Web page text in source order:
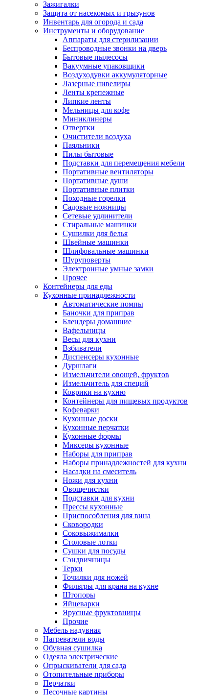
Зажигалки
Защита от насекомых и грызунов
Инвентарь для огорода и сада
Инструменты и оборудование
Аппараты для стерилизации
Беспроводные звонки на дверь
Бытовые пылесосы
Вакуумные упаковщики
Воздуходувки аккумуляторные
Лазерные нивелиры
Ленты крепежные
Липкие ленты
Мельницы для кофе
Миниклинеры
Отвертки
Очистители воздуха
Паяльники
Пилы бытовые
Подставки для перемещения мебели
Портативные вентиляторы
Портативные души
Портативные плитки
Походные горелки
Садовые ножницы
Сетевые удлинители
Стиральные машинки
Сушилки для белья
Швейные машинки
Шлифовальные машинки
Шуруповерты
Электронные умные замки
Прочее
Контейнеры для еды
Кухонные принадлежности
Автоматические помпы
Баночки для приправ
Блендеры домашние
Вафельницы
Весы для кухни
Взбиватели
Диспенсеры кухонные
Дуршлаги
Измельчители овощей, фруктов
Измельчитель для специй
Коврики на кухню
Контейнеры для пищевых продуктов
Кофеварки
Кухонные доски
Кухонные перчатки
Кухонные формы
Миксеры кухонные
Наборы для приправ
Наборы принадлежностей для кухни
Насадки на смеситель
Ножи для кухни
Овощечистки
Подставки для кухни
Прессы кухонные
Приспособления для вина
Сковородки
Соковыжималки
Столовые лотки
Сушки для посуды
Сэндвичницы
Терки
Точилки для ножей
Фильтры для крана на кухне
Штопоры
Яйцеварки
Ярусные фруктовницы
Прочие
Мебель надувная
Нагреватели воды
Обувная сушилка
Одеяла электрические
Опрыскиватели для сада
Отопительные приборы
Перчатки
Песочные картины